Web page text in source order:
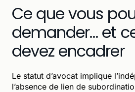
Ce que vous
demander… et
devez encadrer
Le statut d’avocat implique
l’absence de lien de